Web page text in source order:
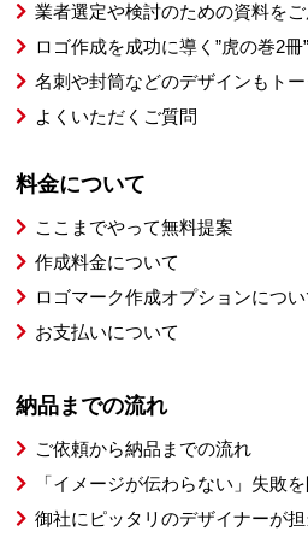
業者選定や検討のための資料を
ロゴ作成を成功に導く”虎の巻2冊
名刺や封筒などのデザインもト
よくいただくご質問
料金について
ここまでやって無料提案
作成料金について
ロゴマーク作成オプションについ
お支払いについて
納品までの流れ
ご依頼から納品までの流れ
「イメージが伝わらない」失敗
御社にピッタリのデザイナーが担